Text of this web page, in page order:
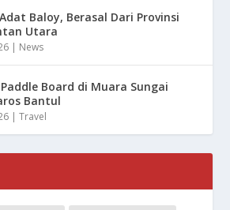
Baloy, Berasal Dari Provinsi
Utara
| News
Paddle Board di Muara Sungai
Bantul
|Travel